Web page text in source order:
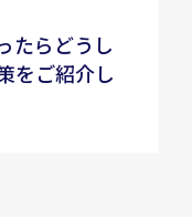
たらどうし
をご紹介し